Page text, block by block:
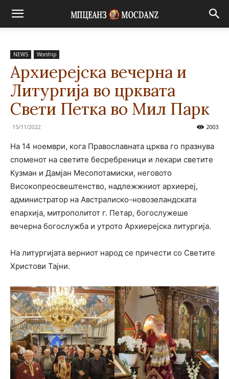
NEWS Worship
Архиерејска вечерна и
Литургија во црквата
Свети Петка во Мил Парк
15/11/2022 2003
На 14 ноември, кога Православната црква го празнува
споменот на светите бесребреници и лекари светите
Кузман и Дамјан Месопотамиски, неговото
Високопреосвештенство, надлежжниот архиереј,
администратор на Австралиско-новозеландската
епархија, митрополитот г. Петар, богослужеше
вечерна богослужба и утрото Архиерејска литургија.
На литургијата верниот народ се причести со Светите
Христови Тајни.